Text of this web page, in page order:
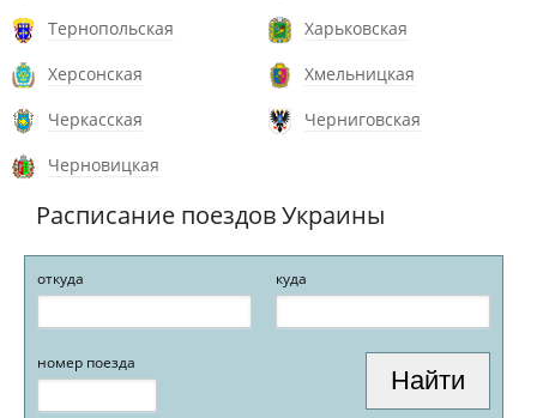
Тернопольская
Харьковская
Херсонская
Хмельницкая
Черкасская
Черниговская
Черновицкая
Расписание поездов Украины
откуда куда
номер поезда